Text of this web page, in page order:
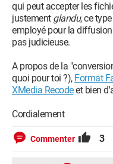
qui peut accepter les
justement glandu, ce
employé pour la diffusion
pas judicieuse.
A propos de la
quoi pour toi ?), Format
XMedia Recodeet bien
Cordialement
Commenter 3